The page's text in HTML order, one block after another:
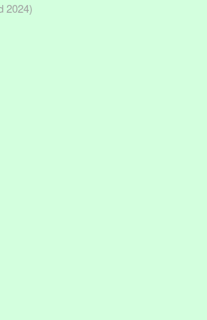
2024)